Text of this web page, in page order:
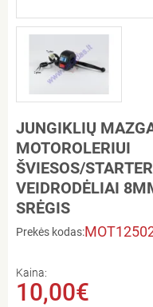
JUNGIKLIŲ
MOTOROLERIUI
ŠVIESOS/
VEIDRODĖLIAI
SRĖGIS
Prekės kodas:
Kaina:
10,00€